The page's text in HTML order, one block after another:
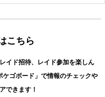
こちら
イド招待、レイド参加を楽しん
ゴボード」で情報のチェックや
できます！